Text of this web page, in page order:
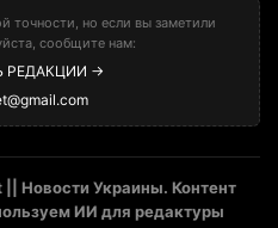
точности, но если вы заметили
сообщите нам:
РЕДАКЦИИ →
Новости Украины. Контент
ИИ для редактуры